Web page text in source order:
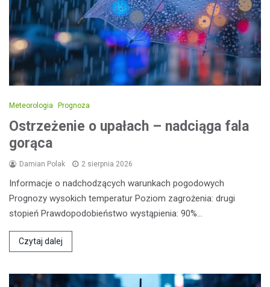
Meteorologia Prognoza
Ostrzeżenie o upałach – nadciąga fala
gorąca
Damian Polak 2 sierpnia 2026
Informacje o nadchodzących warunkach pogodowych
Prognozy wysokich temperatur Poziom zagrożenia: drugi
stopień Prawdopodobieństwo wystąpienia: 90%…
Czytaj dalej